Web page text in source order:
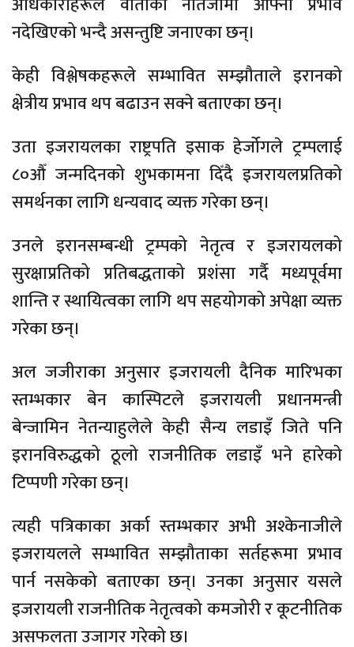
नदेखिएको भन्दै असन्तुष्टि जनाएका छन्।
केही विश्लेषकहरूले सम्भावित सम्झौताले इरानको
क्षेत्रीय प्रभाव थप बढाउन सक्ने बताएका छन्।
उता इजरायलका राष्ट्रपति इसाक हेर्जोगले ट्रम्पलाई
८०औँ जन्मदिनको शुभकामना दिँदै इजरायलप्रतिको
समर्थनका लागि धन्यवाद व्यक्त गरेका छन्।
उनले इरानसम्बन्धी ट्रम्पको नेतृत्व र इजरायलको
सुरक्षाप्रतिको प्रतिबद्धताको प्रशंसा गर्दै मध्यपूर्वमा
शान्ति र स्थायित्वका लागि थप सहयोगको अपेक्षा व्यक्त
गरेका छन्।
अल जजीराका अनुसार इजरायली दैनिक मारिभका
स्तम्भकार बेन कास्पिटले इजरायली प्रधानमन्त्री
बेन्जामिन नेतन्याहुलेले केही सैन्य लडाइँ जिते पनि
इरानविरुद्धको ठूलो राजनीतिक लडाइँ भने हारेको
टिप्पणी गरेका छन्।
त्यही पत्रिकाका अर्का स्तम्भकार अभी अश्केनाजीले
इजरायलले सम्भावित सम्झौताका सर्तहरूमा प्रभाव
पार्न नसकेको बताएका छन्। उनका अनुसार यसले
इजरायली राजनीतिक नेतृत्वको कमजोरी र कूटनीतिक
असफलता उजागर गरेको छ।